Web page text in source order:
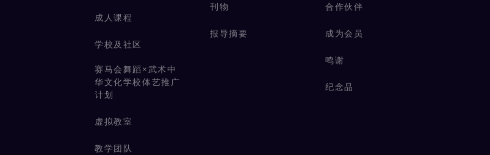
成人课程
学校及社区
赛马会舞蹈×武术中
华文化学校体艺推广
计划
虚拟教室
教学团队
刊物
报导摘要
合作伙伴
成为会员
鸣谢
纪念品